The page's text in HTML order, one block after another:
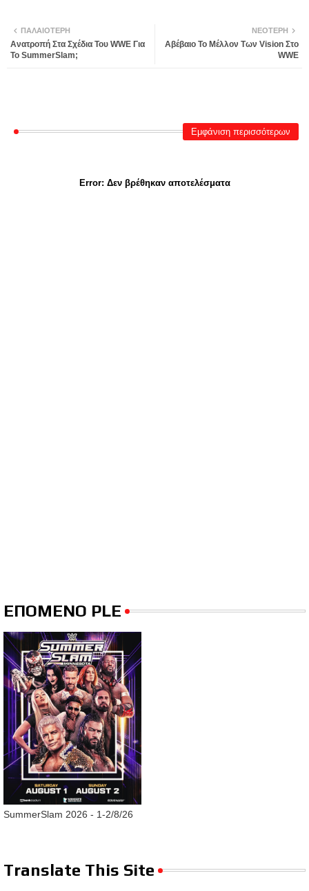
ΝΕΌΤΕΡΗ
Αβέβαιο Το Μέλλον Των Vision Στο
WWE
ΠΑΛΑΙΌΤΕΡΗ
Ανατροπή Στα Σχέδια Του WWE Για
Το SummerSlam;
Εμφάνιση περισσότερων
Error: Δεν βρέθηκαν αποτελέσματα
ΕΠΟΜΕΝΟ PLE
SummerSlam 2026 - 1-2/8/26
Translate This Site